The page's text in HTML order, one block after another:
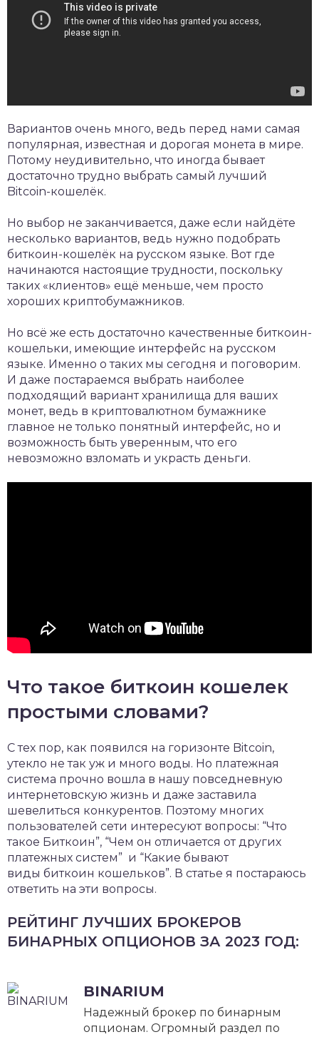
Вариантов очень много, ведь перед нами самая
популярная, известная и дорогая монета в мире.
Потому неудивительно, что иногда бывает
достаточно трудно выбрать самый лучший
Bitcoin-кошелёк.
Но выбор не заканчивается, даже если найдёте
несколько вариантов, ведь нужно подобрать
биткоин-кошелёк на русском языке. Вот где
начинаются настоящие трудности, поскольку
таких «клиентов» ещё меньше, чем просто
хороших криптобумажников.
Но всё же есть достаточно качественные биткоин-
кошельки, имеющие интерфейс на русском
языке. Именно о таких мы сегодня и поговорим.
И даже постараемся выбрать наиболее
подходящий вариант хранилища для ваших
монет, ведь в криптовалютном бумажнике
главное не только понятный интерфейс, но и
возможность быть уверенным, что его
невозможно взломать и украсть деньги.
Что такое биткоин кошелек
простыми словами?
С тех пор, как появился на горизонте Bitcoin,
утекло не так уж и много воды. Но платежная
система прочно вошла в нашу повседневную
интернетовскую жизнь и даже заставила
шевелиться конкурентов. Поэтому многих
пользователей сети интересуют вопросы: “Что
такое Биткоин”, “Чем он отличается от других
платежных систем” и “Какие бывают
виды биткоин кошельков”. В статье я постараюсь
ответить на эти вопросы.
РЕЙТИНГ ЛУЧШИХ БРОКЕРОВ
БИНАРНЫХ ОПЦИОНОВ ЗА 2023 ГОД:
BINARIUM
Надежный брокер по бинарным
опционам. Огромный раздел по